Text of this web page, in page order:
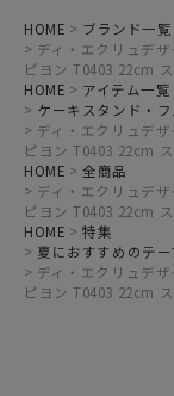
HOME ブランド一覧
ディ・エクリュデ
ピヨン T0403 22cm
HOME
アイテム一覧
ケーキスタンド・
ディ・エクリュデ
ピヨン T0403 22cm
HOME
全商品
ディ・エクリュデ
ピヨン T0403 22cm
HOME
特集
夏におすすめのテ
ディ・エクリュデ
ピヨン T0403 22cm